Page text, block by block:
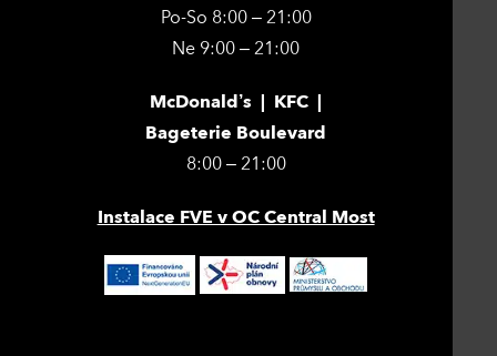
Po-So 8:00 – 21:00
Ne 9:00 – 21:00
McDonald’s | KFC |
Bageterie Boulevard
8:00 – 21:00
Instalace FVE v OC Central Most